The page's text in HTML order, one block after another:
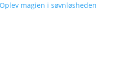
magien i søvnløsheden